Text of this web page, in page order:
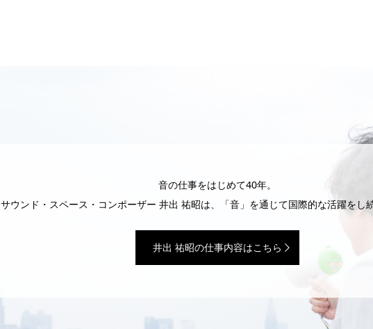
音の仕事をはじめて40年。
サウンド・スペース・コンポーザー 井出 祐昭は、「音」を通じて国際的な活躍をし
井出 祐昭の仕事内容はこちら